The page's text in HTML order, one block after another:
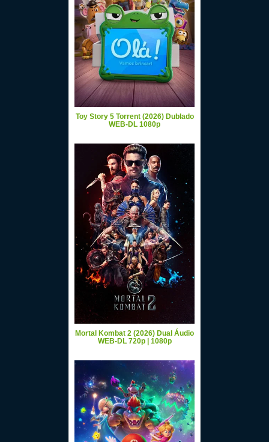
Toy Story 5 Torrent (2026) Dublado
WEB-DL 1080p
Mortal Kombat 2 (2026) Dual Áudio
WEB-DL 720p | 1080p